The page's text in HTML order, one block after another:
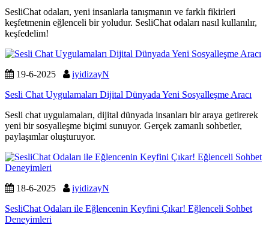
SesliChat odaları, yeni insanlarla tanışmanın ve farklı fikirleri
keşfetmenin eğlenceli bir yoludur. SesliChat odaları nasıl kullanılır,
keşfedelim!
19-6-2025
iyidizayN
Sesli Chat Uygulamaları Dijital Dünyada Yeni Sosyalleşme Aracı
Sesli chat uygulamaları, dijital dünyada insanları bir araya getirerek
yeni bir sosyalleşme biçimi sunuyor. Gerçek zamanlı sohbetler,
paylaşımlar oluşturuyor.
18-6-2025
iyidizayN
SesliChat Odaları ile Eğlencenin Keyfini Çıkar! Eğlenceli Sohbet
Deneyimleri